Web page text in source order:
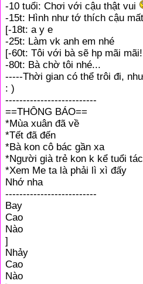
-10 tuổi: Chơi với cậu thật vui
-15t: Hình như tớ thích cậu
[-18t: a y e
-25t: Làm vk anh em nhé
[-60t: Tôi với bà sẽ hp mãi mãi!
-80t: Bà chờ tôi nhé...
-----Thời gian có thể trôi đi,
: )
--------------------------
==THÔNG BÁO==
*Mùa xuân đã về
*Tết đã đến
*Bà kon cô bác gần xa
*Người già trẻ kon k kể tuổi tác
*Xem Me ta là phải lì xì đấy
Nhớ nha
--------------------------
Bay
Cao
Nào
]
Nhảy
Cao
Nào